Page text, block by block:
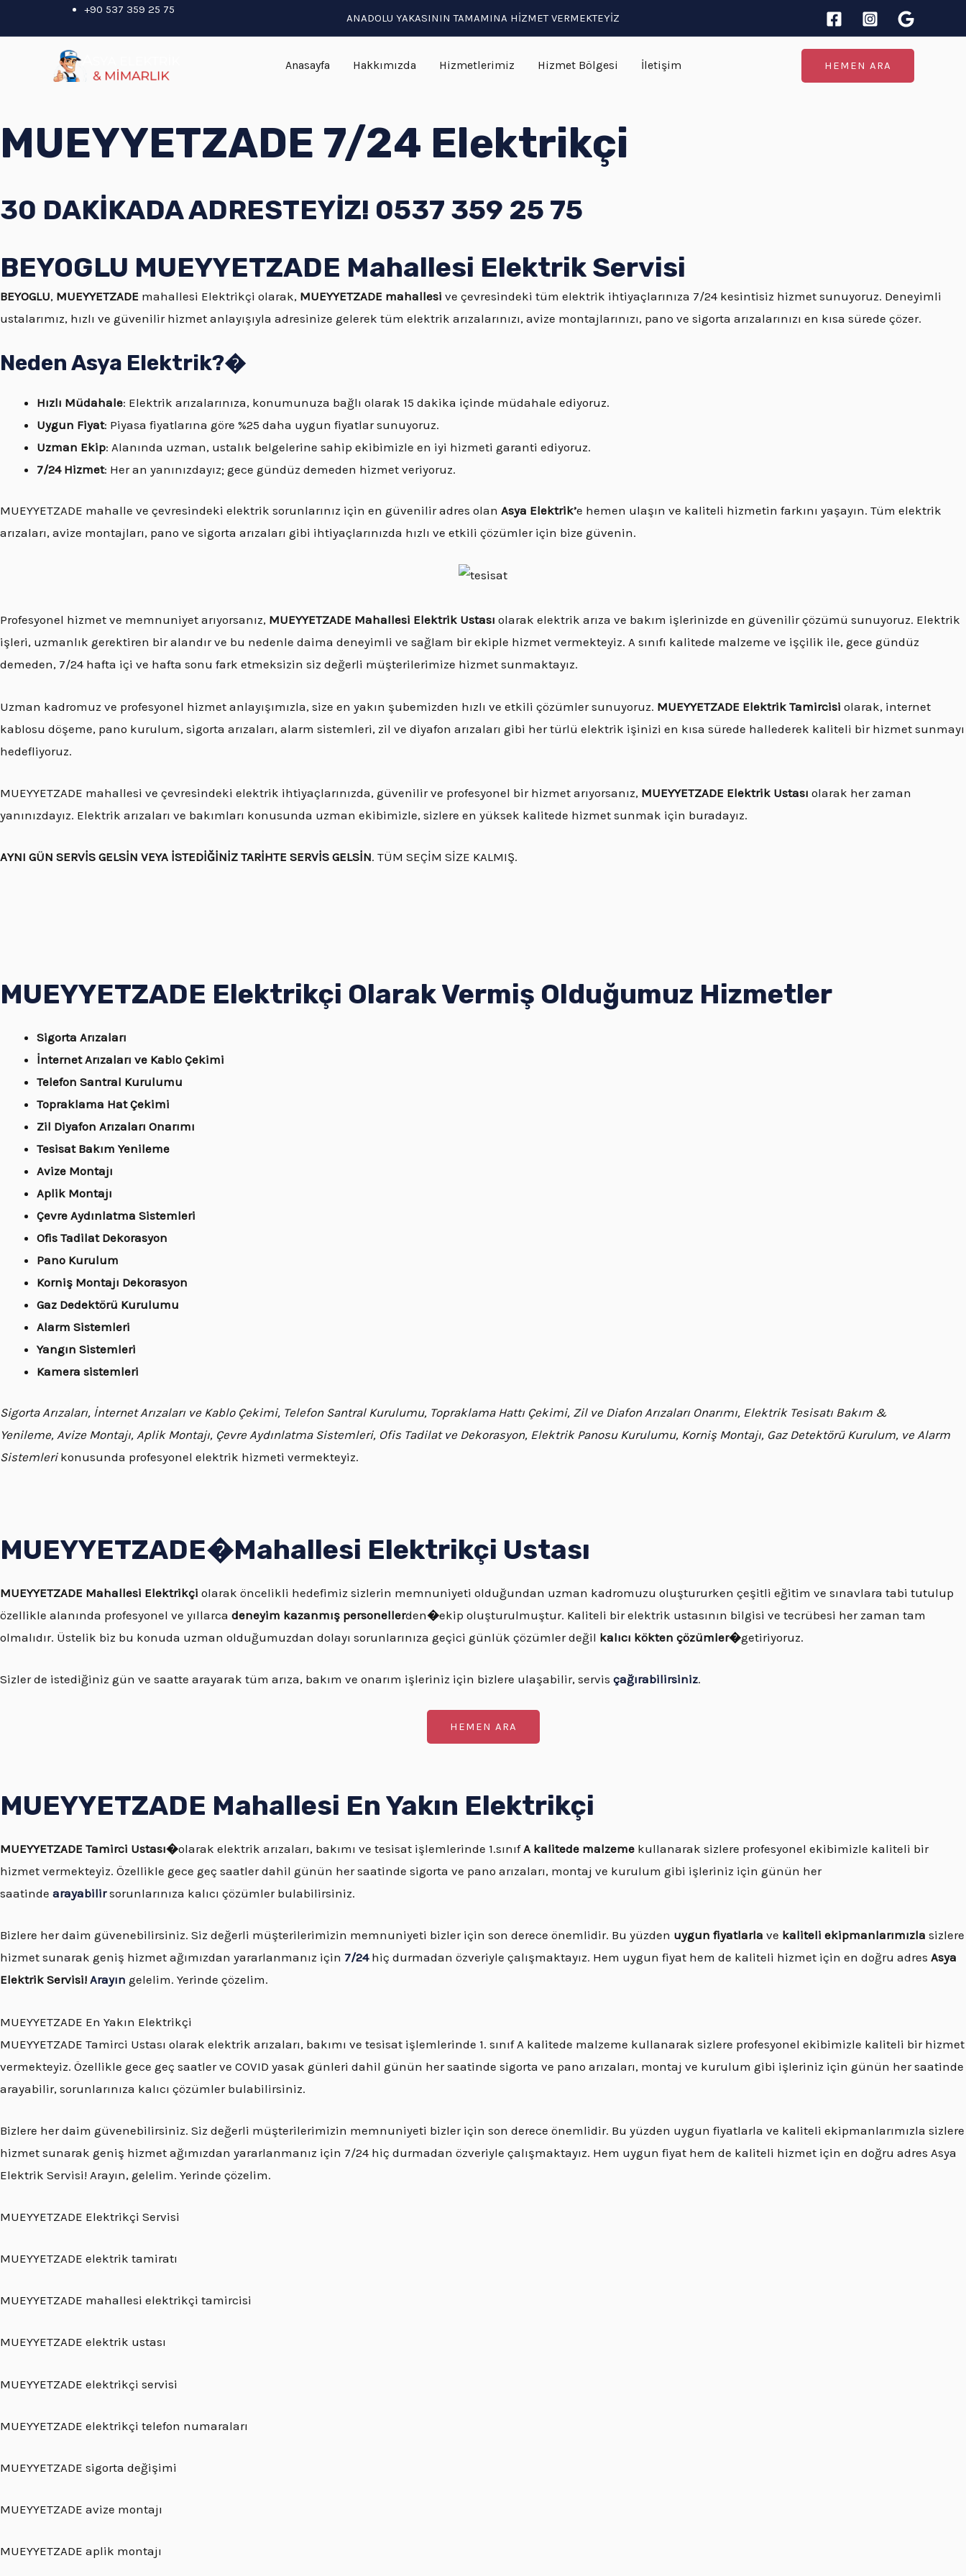
atla
+90 537 359 25 75
ANADOLU YAKASININ TAMAMINA HİZMET VERMEKTEYİZ
Anasayfa Hakkımızda Hizmetlerimiz Hizmet Bölgesi İletişim HEMEN ARA
MUEYYETZADE 7/24 Elektrikçi
30 DAKİKADA ADRESTEYİZ! 0537 359 25 75
BEYOGLU MUEYYETZADE Mahallesi Elektrik Servisi
BEYOGLU, MUEYYETZADE mahallesi Elektrikçi olarak, MUEYYETZADE mahallesi ve çevresindeki tüm elektrik ihtiyaçlarınıza 7/24 kesintisiz hizmet sunuyoruz. Deneyimli
ustalarımız, hızlı ve güvenilir hizmet anlayışıyla adresinize gelerek tüm elektrik arızalarınızı, avize montajlarınızı, pano ve sigorta arızalarınızı en kısa sürede çözer.
Neden Asya Elektrik?�
Hızlı Müdahale: Elektrik arızalarınıza, konumunuza bağlı olarak 15 dakika içinde müdahale ediyoruz.
Uygun Fiyat: Piyasa fiyatlarına göre %25 daha uygun fiyatlar sunuyoruz.
Uzman Ekip: Alanında uzman, ustalık belgelerine sahip ekibimizle en iyi hizmeti garanti ediyoruz.
7/24 Hizmet: Her an yanınızdayız; gece gündüz demeden hizmet veriyoruz.
MUEYYETZADE mahalle ve çevresindeki elektrik sorunlarınız için en güvenilir adres olan Asya Elektrik’e hemen ulaşın ve kaliteli hizmetin farkını yaşayın. Tüm elektrik
arızaları, avize montajları, pano ve sigorta arızaları gibi ihtiyaçlarınızda hızlı ve etkili çözümler için bize güvenin.
Profesyonel hizmet ve memnuniyet arıyorsanız, MUEYYETZADE Mahallesi Elektrik Ustası olarak elektrik arıza ve bakım işlerinizde en güvenilir çözümü sunuyoruz. Elektrik
işleri, uzmanlık gerektiren bir alandır ve bu nedenle daima deneyimli ve sağlam bir ekiple hizmet vermekteyiz. A sınıfı kalitede malzeme ve işçilik ile, gece gündüz
demeden, 7/24 hafta içi ve hafta sonu fark etmeksizin siz değerli müşterilerimize hizmet sunmaktayız.
Uzman kadromuz ve profesyonel hizmet anlayışımızla, size en yakın şubemizden hızlı ve etkili çözümler sunuyoruz. MUEYYETZADE Elektrik Tamircisi olarak, internet
kablosu döşeme, pano kurulum, sigorta arızaları, alarm sistemleri, zil ve diyafon arızaları gibi her türlü elektrik işinizi en kısa sürede hallederek kaliteli bir hizmet sunmayı
hedefliyoruz.
MUEYYETZADE mahallesi ve çevresindeki elektrik ihtiyaçlarınızda, güvenilir ve profesyonel bir hizmet arıyorsanız, MUEYYETZADE Elektrik Ustası olarak her zaman
yanınızdayız. Elektrik arızaları ve bakımları konusunda uzman ekibimizle, sizlere en yüksek kalitede hizmet sunmak için buradayız.
AYNI GÜN SERVİS GELSİN VEYA İSTEDİĞİNİZ TARİHTE SERVİS GELSİN. TÜM SEÇİM SİZE KALMIŞ.
MUEYYETZADE Elektrikçi Olarak Vermiş Olduğumuz Hizmetler
Sigorta Arızaları
İnternet Arızaları ve Kablo Çekimi
Telefon Santral Kurulumu
Topraklama Hat Çekimi
Zil Diyafon Arızaları Onarımı
Tesisat Bakım Yenileme
Avize Montajı
Aplik Montajı
Çevre Aydınlatma Sistemleri
Ofis Tadilat Dekorasyon
Pano Kurulum
Korniş Montajı Dekorasyon
Gaz Dedektörü Kurulumu
Alarm Sistemleri
Yangın Sistemleri
Kamera sistemleri
Sigorta Arızaları, İnternet Arızaları ve Kablo Çekimi, Telefon Santral Kurulumu, Topraklama Hattı Çekimi, Zil ve Diafon Arızaları Onarımı, Elektrik Tesisatı Bakım &
Yenileme, Avize Montajı, Aplik Montajı, Çevre Aydınlatma Sistemleri, Ofis Tadilat ve Dekorasyon, Elektrik Panosu Kurulumu, Korniş Montajı, Gaz Detektörü Kurulum, ve Alarm
Sistemlerikonusunda profesyonel elektrik hizmeti vermekteyiz.
MUEYYETZADE�Mahallesi Elektrikçi Ustası
MUEYYETZADE Mahallesi Elektrikçi olarak öncelikli hedefimiz sizlerin memnuniyeti olduğundan uzman kadromuzu oluştururken çeşitli eğitim ve sınavlara tabi tutulup
özellikle alanında profesyonel ve yıllarca deneyim kazanmış personellerden�ekip oluşturulmuştur. Kaliteli bir elektrik ustasının bilgisi ve tecrübesi her zaman tam
olmalıdır. Üstelik biz bu konuda uzman olduğumuzdan dolayı sorunlarınıza geçici günlük çözümler değil kalıcı kökten çözümler�getiriyoruz.
Sizler de istediğiniz gün ve saatte arayarak tüm arıza, bakım ve onarım işleriniz için bizlere ulaşabilir, servis çağırabilirsiniz.
HEMEN ARA
MUEYYETZADE Mahallesi En Yakın Elektrikçi
MUEYYETZADE Tamirci Ustası�olarak elektrik arızaları, bakımı ve tesisat işlemlerinde 1.sınıfA kalitede malzeme kullanarak sizlere profesyonel ekibimizle kaliteli bir
hizmet vermekteyiz. Özellikle gece geç saatler dahil günün her saatinde sigorta ve pano arızaları, montaj ve kurulum gibi işleriniz için günün her
saatinde arayabilirsorunlarınıza kalıcı çözümler bulabilirsiniz.
Bizlere her daim güvenebilirsiniz. Siz değerli müşterilerimizin memnuniyeti bizler için son derece önemlidir. Bu yüzden uygun fiyatlarla ve kaliteli ekipmanlarımızla sizlere
hizmet sunarak geniş hizmet ağımızdan yararlanmanız için 7/24hiç durmadan özveriyle çalışmaktayız. Hem uygun fiyat hem de kaliteli hizmet için en doğru adres Asya
Elektrik Servisi! Arayın gelelim. Yerinde çözelim.
MUEYYETZADE En Yakın Elektrikçi
MUEYYETZADE Tamirci Ustası olarak elektrik arızaları, bakımı ve tesisat işlemlerinde 1. sınıf A kalitede malzeme kullanarak sizlere profesyonel ekibimizle kaliteli bir hizmet
vermekteyiz. Özellikle gece geç saatler ve COVID yasak günleri dahil günün her saatinde sigorta ve pano arızaları, montaj ve kurulum gibi işleriniz için günün her saatinde
arayabilir, sorunlarınıza kalıcı çözümler bulabilirsiniz.
Bizlere her daim güvenebilirsiniz. Siz değerli müşterilerimizin memnuniyeti bizler için son derece önemlidir. Bu yüzden uygun fiyatlarla ve kaliteli ekipmanlarımızla sizlere
hizmet sunarak geniş hizmet ağımızdan yararlanmanız için 7/24 hiç durmadan özveriyle çalışmaktayız. Hem uygun fiyat hem de kaliteli hizmet için en doğru adres Asya
Elektrik Servisi! Arayın, gelelim. Yerinde çözelim.
MUEYYETZADE Elektrikçi Servisi
MUEYYETZADE elektrik tamiratı
MUEYYETZADE mahallesi elektrikçi tamircisi
MUEYYETZADE elektrik ustası
MUEYYETZADE elektrikçi servisi
MUEYYETZADE elektrikçi telefon numaraları
MUEYYETZADE sigorta değişimi
MUEYYETZADE avize montajı
MUEYYETZADE aplik montajı